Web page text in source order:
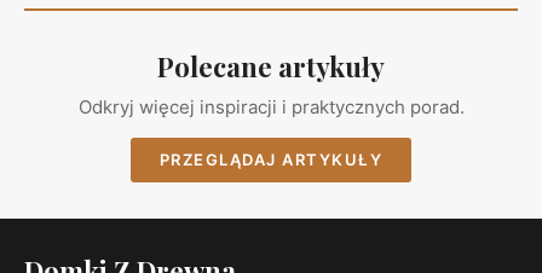
Polecane artykuły
Odkryj więcej inspiracji i praktycznych porad.
PRZEGLĄDAJ ARTYKUŁY